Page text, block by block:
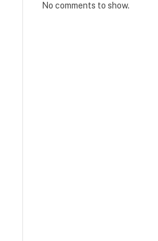
No comments to show.